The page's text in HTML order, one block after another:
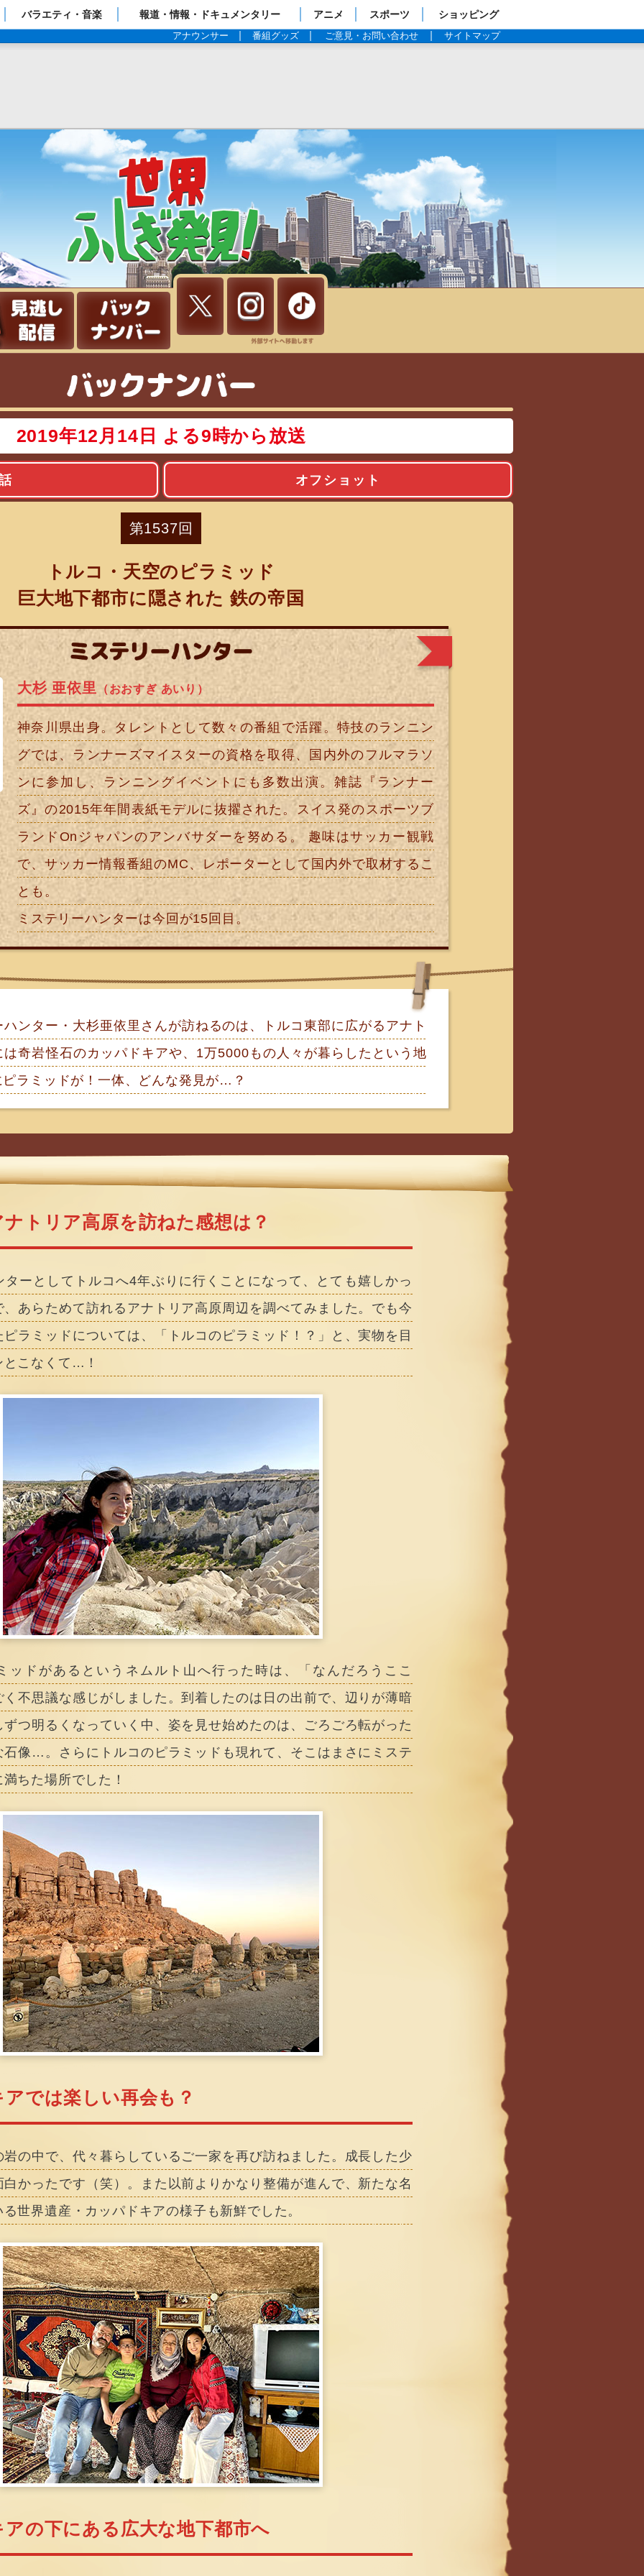
プページ
バラエティ・音楽 報道・情報・ドキュメンタリー アニメ スポーツ ショッピング
アナウンサー 番組グッズ ご意見・お問い合わせ サイトマップ
2019年12月14日 よる9時から放送
オフショット
第1537回
トルコ・天空のピラミッド
巨大地下都市に隠された 鉄の帝国
ミステリーハンター
大杉 亜依里 （おおすぎ あいり）
神奈川県出身。タレントとして数々の番組で活躍。特技のランニン
グでは、ランナーズマイスターの資格を取得、国内外のフルマラソ
ンに参加し、ランニングイベントにも多数出演。雑誌『ランナー
ズ』の2015年年間表紙モデルに抜擢された。スイス発のスポーツブ
ランドOnジャパンのアンバサダーを努める。 趣味はサッカー観戦
で、サッカー情報番組のMC、レポーターとして国内外で取材するこ
とも。
ミステリーハンターは今回が15回目。
ンター・大杉亜依里さんが訪ねるのは、トルコ東部に広がるアナト
奇岩怪石のカッパドキアや、1万5000もの人々が暮らしたという地
ラミッドが！一体、どんな発見が…？
トリア高原を訪ねた感想は？
ターとしてトルコへ4年ぶりに行くことになって、とても嬉しかっ
あらためて訪れるアナトリア高原周辺を調べてみました。でも今
ラミッドについては、「トルコのピラミッド！？」と、実物を目
こなくて…！
ッドがあるというネムルト山へ行った時は、「なんだろうここ
不思議な感じがしました。到着したのは日の出前で、辺りが薄暗
つ明るくなっていく中、姿を見せ始めたのは、ごろごろ転がった
石像…。さらにトルコのピラミッドも現れて、そこはまさにミステ
ちた場所でした！
では楽しい再会も？
の中で、代々暮らしているご一家を再び訪ねました。成長した少
かったです（笑）。また以前よりかなり整備が進んで、新たな名
世界遺産・カッパドキアの様子も新鮮でした。
の下にある広大な地下都市へ